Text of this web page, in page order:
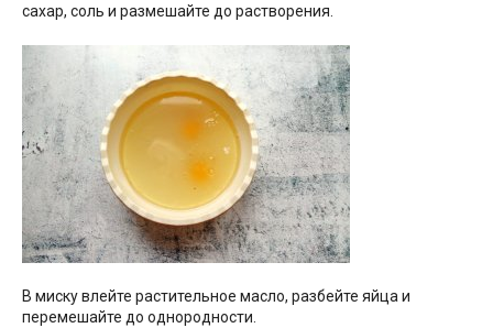
сахар, соль и размешайте до растворения.
В миску влейте растительное масло, разбейте яйца и
перемешайте до однородности.